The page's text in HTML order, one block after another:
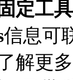
定工
信息可
解更